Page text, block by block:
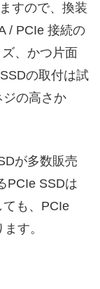
すので、換装
/ PCIe 接続の
、かつ片面
の取付は試
ジの高さか
が多数販売
PCIe SSDは
も、PCIe
す。